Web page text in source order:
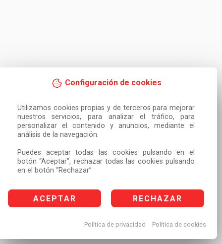
Configuración de cookies
Utilizamos cookies propias y de terceros para mejorar
nuestros servicios, para analizar el tráfico, para
personalizar el contenido y anuncios, mediante el
análisis de la navegación.
Puedes aceptar todas las cookies pulsando en el
botón “Aceptar”, rechazar todas las cookies pulsando
en el botón “Rechazar”
ACEPTAR RECHAZAR
Política de privacidad Política de cookies